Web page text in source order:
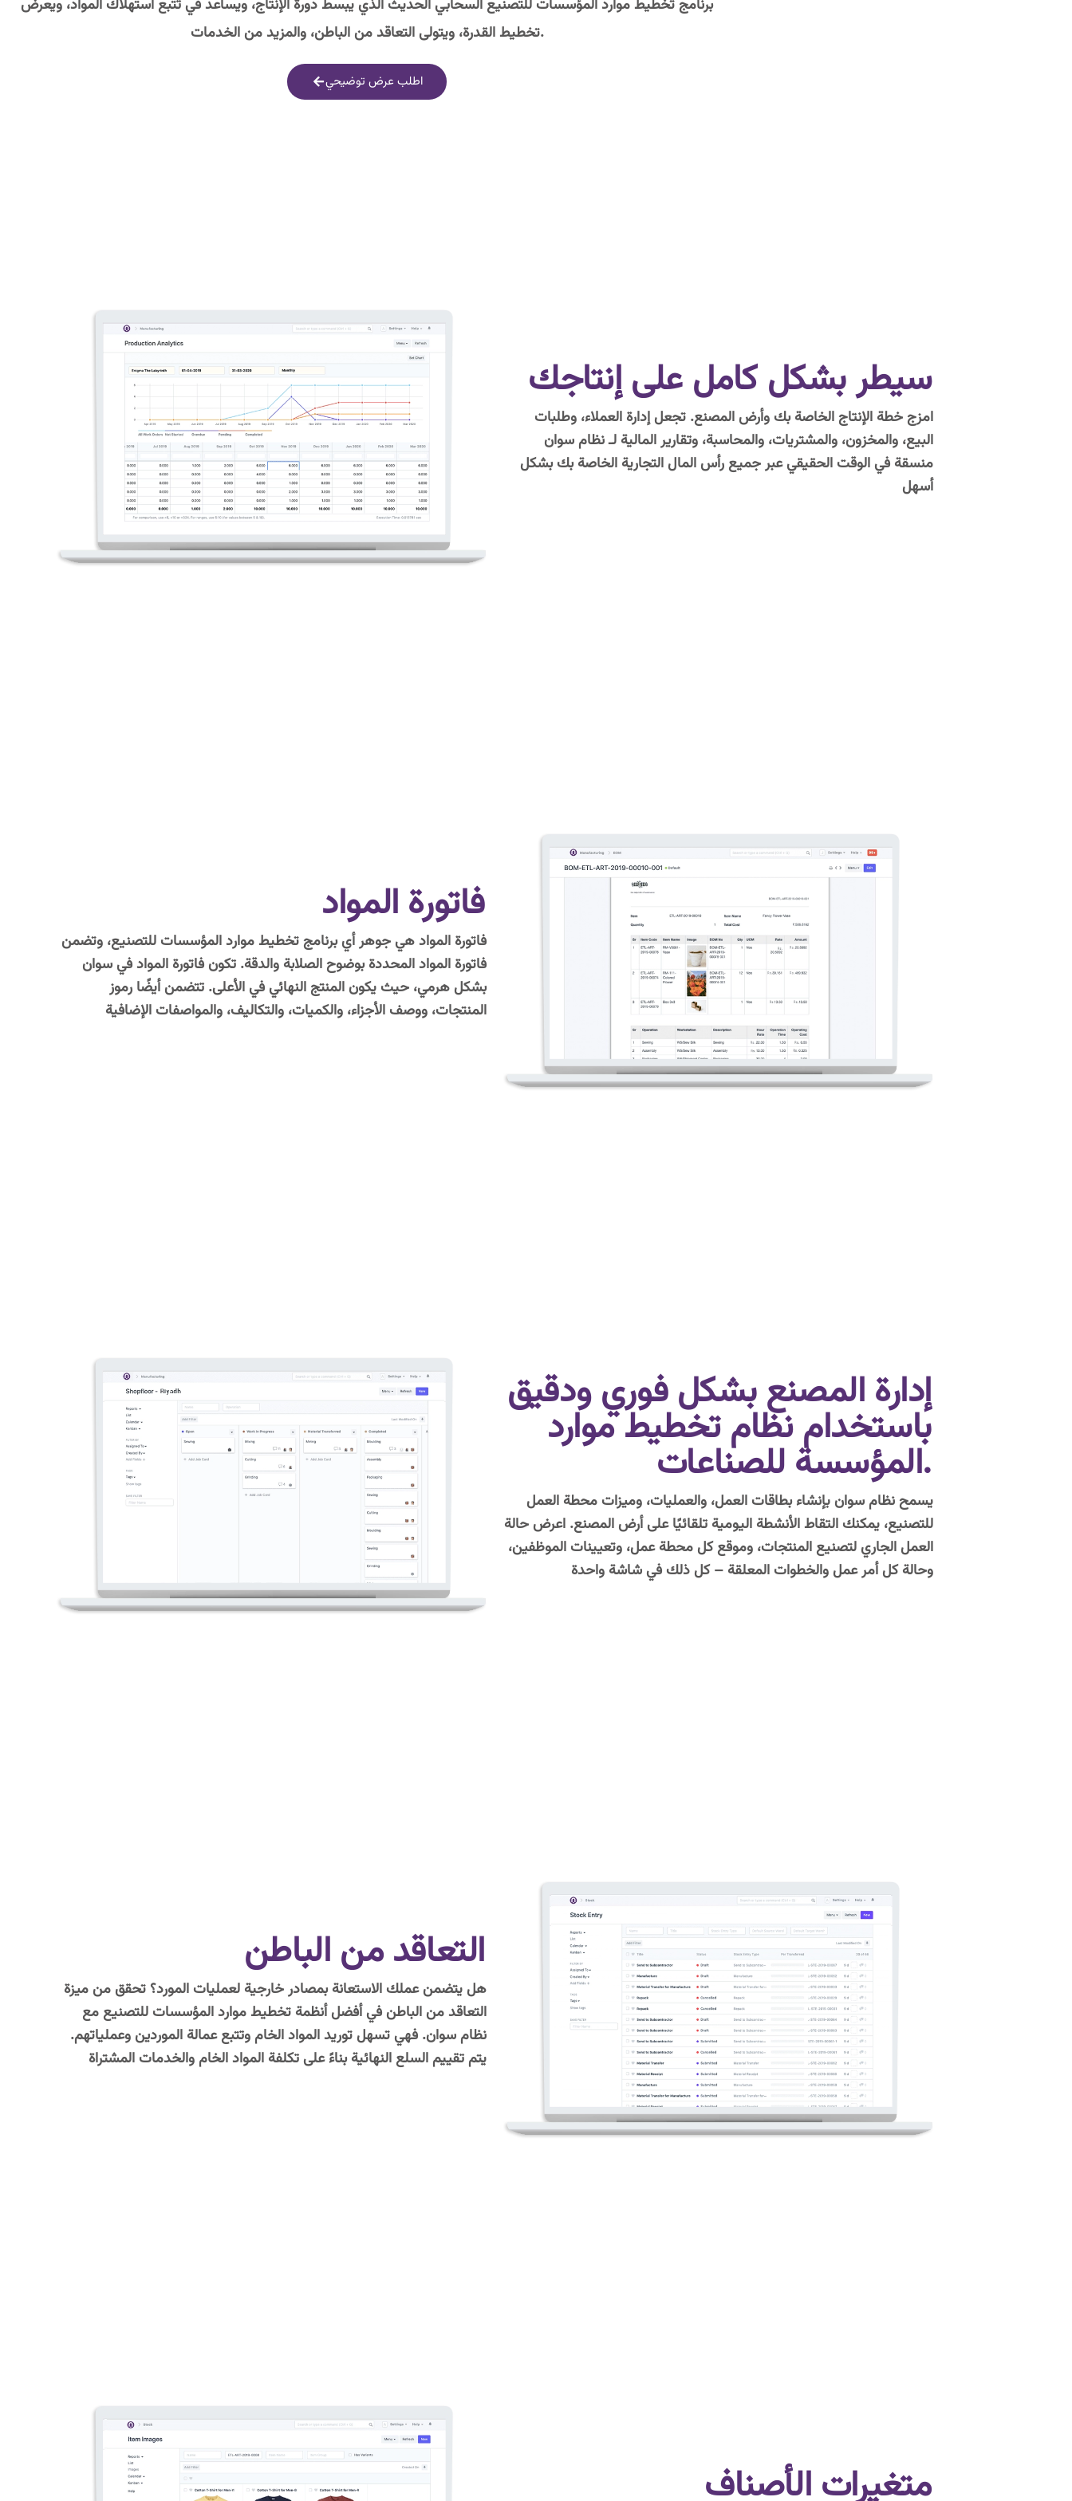
برنامج تخطيط موارد المؤسسات للتصنيع السحابي الحديث الذي يبسط دورة الإنتاج، ويساعد في تتبع استهلاك المواد، ويعرض
تخطيط القدرة، ويتولى التعاقد من الباطن، والمزيد من الخدمات.
اطلب عرض توضيحي
سيطر بشكل كامل على إنتاجك
امزج خطة الإنتاج الخاصة بك وأرض المصنع. تجعل إدارة العملاء، وطلبات
البيع، والمخزون، والمشتريات، والمحاسبة، وتقارير المالية لـ نظام سوان
منسقة في الوقت الحقيقي عبر جميع رأس المال التجارية الخاصة بك بشكل
أسهل
فاتورة المواد
فاتورة المواد هي جوهر أي برنامج تخطيط موارد المؤسسات للتصنيع، وتضمن
فاتورة المواد المحددة بوضوح الصلابة والدقة. تكون فاتورة المواد في سوان
بشكل هرمي، حيث يكون المنتج النهائي في الأعلى. تتضمن أيضًا رموز
المنتجات، ووصف الأجزاء، والكميات، والتكاليف، والمواصفات الإضافية
إدارة المصنع بشكل فوري ودقيق
باستخدام نظام تخطيط موارد
المؤسسة للصناعات.
يسمح نظام سوان بإنشاء بطاقات العمل، والعمليات، وميزات محطة العمل
للتصنيع، يمكنك التقاط الأنشطة اليومية تلقائيًا على أرض المصنع. اعرض حالة
العمل الجاري لتصنيع المنتجات، وموقع كل محطة عمل، وتعيينات الموظفين،
وحالة كل أمر عمل والخطوات المعلقة – كل ذلك في شاشة واحدة
التعاقد من الباطن
هل يتضمن عملك الاستعانة بمصادر خارجية لعمليات المورد؟ تحقق من ميزة
التعاقد من الباطن في أفضل أنظمة تخطيط موارد المؤسسات للتصنيع مع
نظام سوان. فهي تسهل توريد المواد الخام وتتبع عمالة الموردين وعملياتهم.
يتم تقييم السلع النهائية بناءً على تكلفة المواد الخام والخدمات المشتراة
متغيرات الأصناف